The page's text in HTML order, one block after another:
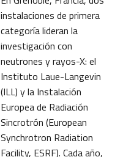
instalaciones de primera
categoría lideran la
investigación con
neutrones y rayos-X: el
Instituto Laue-Langevin
(ILL) y la Instalación
Europea de Radiación
Sincrotrón (European
Synchrotron Radiation
Facility, ESRF). Cada año,